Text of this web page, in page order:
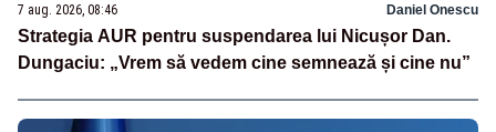
7 aug. 2026, 08:46 Daniel Onescu
Strategia AUR pentru suspendarea lui Nicușor Dan.
Dungaciu: „Vrem să vedem cine semnează și cine nu”